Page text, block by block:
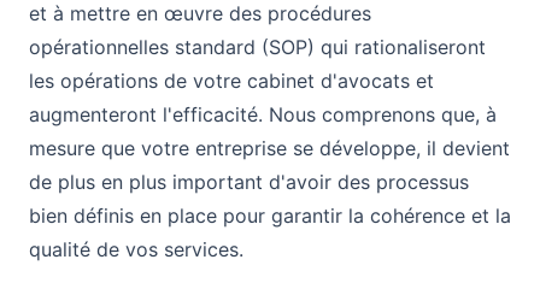
et à mettre en œuvre des procédures
opérationnelles standard (SOP) qui rationaliseront
les opérations de votre cabinet d'avocats et
augmenteront l'efficacité. Nous comprenons que, à
mesure que votre entreprise se développe, il devient
de plus en plus important d'avoir des processus
bien définis en place pour garantir la cohérence et la
qualité de vos services.